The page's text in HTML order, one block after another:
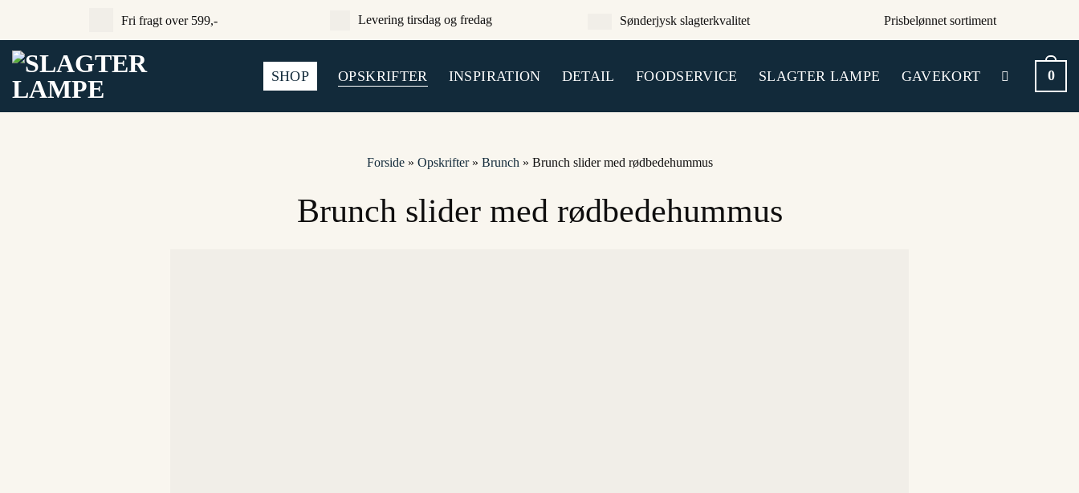
indhold
Fri fragt over 599,- Levering tirsdag og fredag Sønderjysk slagterkvalitet Prisbelønnet sortiment
SHOP OPSKRIFTER INSPIRATION DETAIL FOODSERVICE SLAGTER LAMPE GAVEKORT 0
Forside» Opskrifter» Brunch » Brunch slider med rødbedehummus
Brunch slider med rødbedehummus